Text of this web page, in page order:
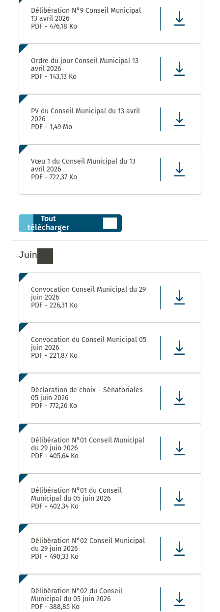
Délibération N°9 Conseil Municipal
13 avril 2026
PDF - 476,18 Ko
Ordre du jour Conseil Municipal 13
avril 2026
PDF - 143,13 Ko
PV du Conseil Municipal du 13 avril
2026
PDF - 1,49 Mo
Vœu 1 du Conseil Municipal du 13
avril 2026
PDF - 722,37 Ko
Tout
télécharger
Juin
Ressources de Juin 2026
Convocation Conseil Municipal du 29
juin 2026
PDF - 226,31 Ko
Convocation du Conseil Municipal 05
juin 2026
PDF - 221,87 Ko
Déclaration de choix – Sénatoriales
05 juin 2026
PDF - 772,26 Ko
Délibération N°01 Conseil Municipal
du 29 juin 2026
PDF - 405,64 Ko
Délibération N°01 du Conseil
Municipal du 05 juin 2026
PDF - 402,34 Ko
Délibération N°02 Conseil Municipal
du 29 juin 2026
PDF - 490,33 Ko
Délibération N°02 du Conseil
Municipal du 05 juin 2026
PDF - 388,85 Ko